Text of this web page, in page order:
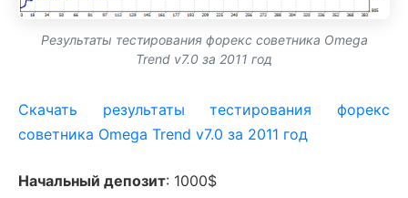
Результаты тестирования форекс советника Omega
Trend v7.0 за 2011 год
Скачать результаты тестирования форекс
советника Omega Trend v7.0 за 2011 год
Начальный депозит: 1000$